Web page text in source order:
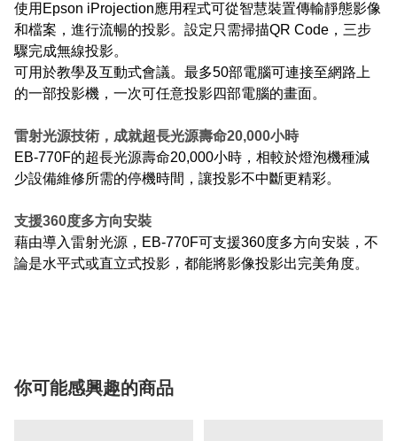
使用Epson iProjection應用程式可從智慧裝置傳輸靜態影像
和檔案，進行流暢的投影。設定只需掃描QR Code，三步
驟完成無線投影。
可用於教學及互動式會議。最多50部電腦可連接至網路上
的一部投影機，一次可任意投影四部電腦的畫面。
雷射光源技術，成就超長光源壽命20,000小時
EB-770F的超長光源壽命20,000小時，相較於燈泡機種減
少設備維修所需的停機時間，讓投影不中斷更精彩。
支援360度多方向安裝
藉由導入雷射光源，EB-770F可支援360度多方向安裝，不
論是水平式或直立式投影，都能將影像投影出完美角度。
你可能感興趣的商品